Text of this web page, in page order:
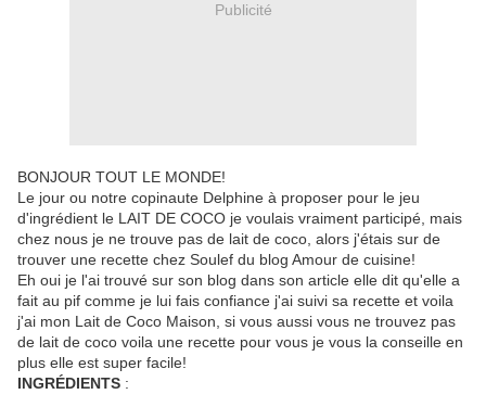
Publicité
BONJOUR TOUT LE MONDE!
Le jour ou notre copinaute Delphine à proposer pour le jeu
d'ingrédient le LAIT DE COCO je voulais vraiment participé, mais
chez nous je ne trouve pas de lait de coco, alors j'étais sur de
trouver une recette chez Soulef du blog Amour de cuisine!
Eh oui je l'ai trouvé sur son blog dans son article elle dit qu'elle a
fait au pif comme je lui fais confiance j'ai suivi sa recette et voila
j'ai mon Lait de Coco Maison, si vous aussi vous ne trouvez pas
de lait de coco voila une recette pour vous je vous la conseille en
plus elle est super facile!
INGRÉDIENTS :